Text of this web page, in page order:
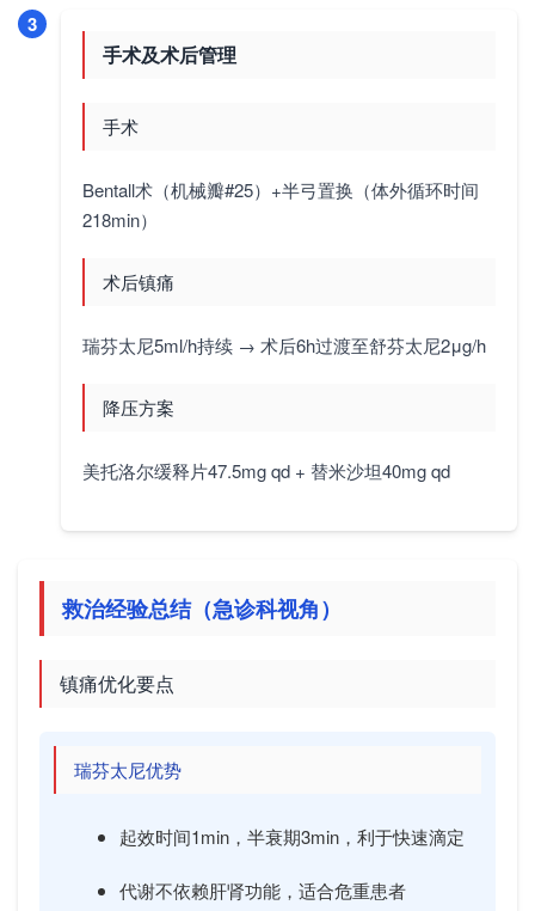
3
手术及术后管理
手术
Bentall术（机械瓣#25）+半弓置换（体外循环时间
218min）
术后镇痛
瑞芬太尼5ml/h持续 → 术后6h过渡至舒芬太尼2μg/h
降压方案
美托洛尔缓释片47.5mg qd + 替米沙坦40mg qd
救治经验总结（急诊科视角）
镇痛优化要点
瑞芬太尼优势
起效时间1min，半衰期3min，利于快速滴定
代谢不依赖肝肾功能，适合危重患者